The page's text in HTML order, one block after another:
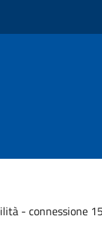
- connessione